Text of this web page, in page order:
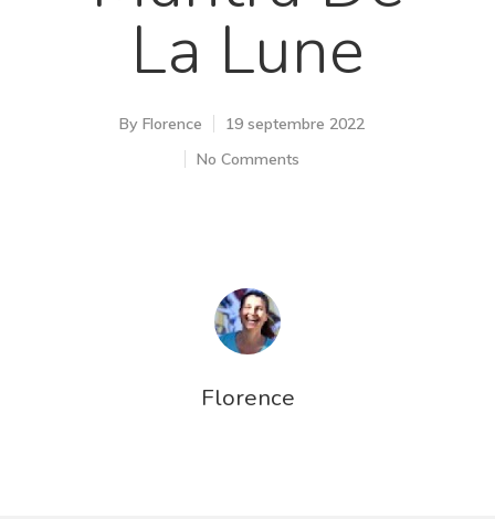
La Lune
By Florence
19 septembre 2022
No Comments
Florence